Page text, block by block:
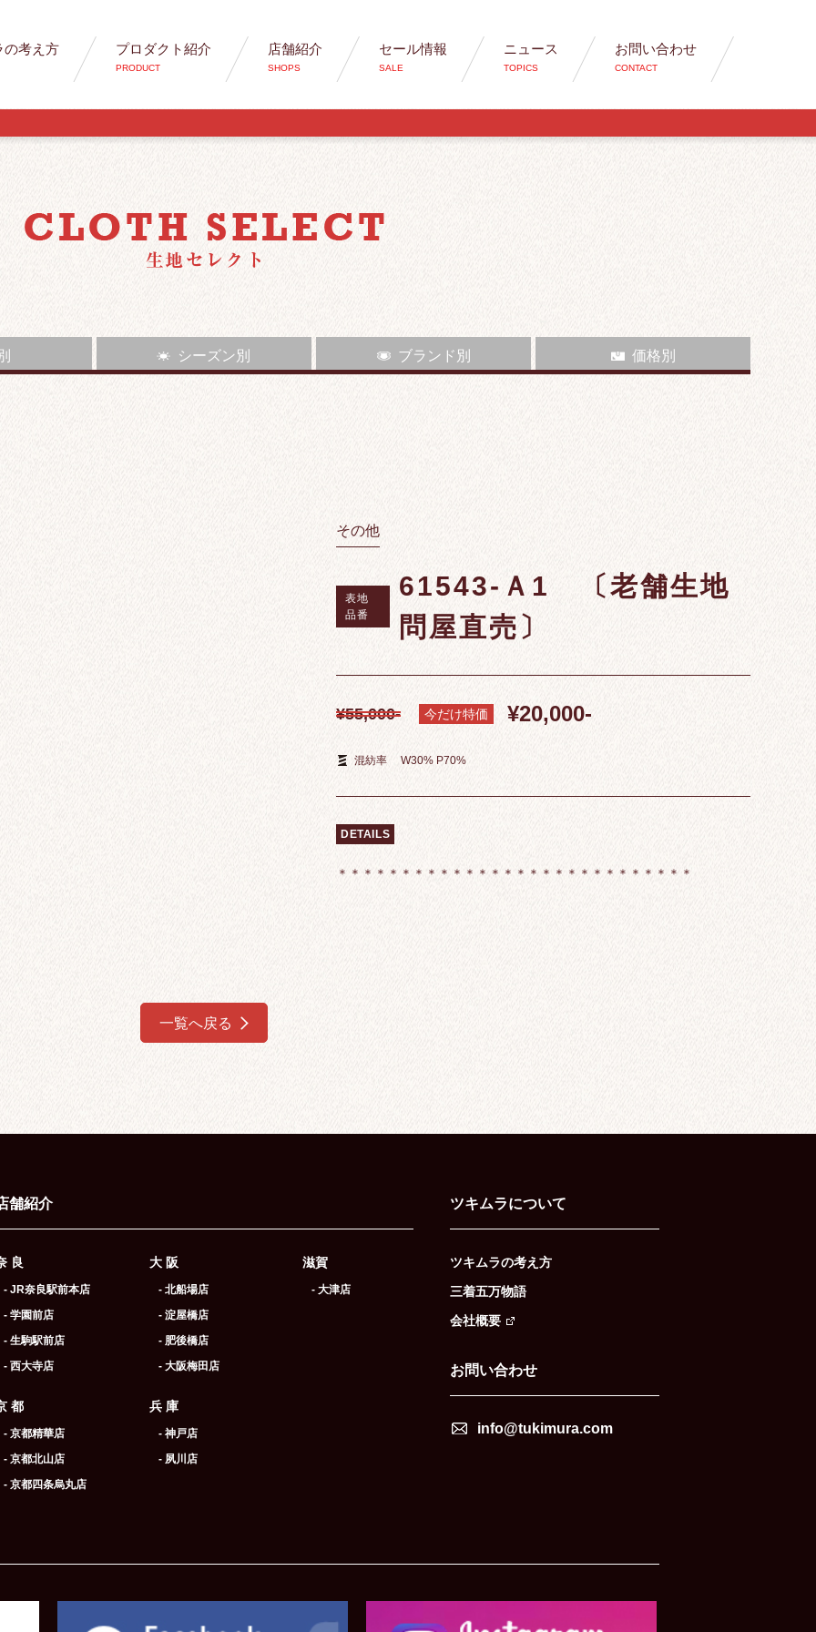
の考え方 プロダクト紹介
PRODUCT
店舗紹介
SHOPS
セール情報
SALE
ニュース
TOPICS
お問い合わせ
CONTACT
シーズン別 ブランド別 価格別
その他
表地
品番
61543-Ａ1 〔老舗生地
問屋直売〕
¥55,000- 今だけ特価 ¥20,000-
混紡率 W30% P70%
DETAILS
＊＊＊＊＊＊＊＊＊＊＊＊＊＊＊＊＊＊＊＊＊＊＊＊＊＊＊＊
一覧へ戻る
舗紹介
良
- JR奈良駅前本店
- 学園前店
- 生駒駅前店
- 西大寺店
都
- 京都精華店
- 京都北山店
- 京都四条烏丸店
大 阪
- 北船場店
- 淀屋橋店
- 肥後橋店
- 大阪梅田店
兵 庫
- 神戸店
- 夙川店
滋賀
- 大津店
ツキムラについて
ツキムラの考え方
三着五万物語
会社概要
お問い合わせ
info@tukimura.com